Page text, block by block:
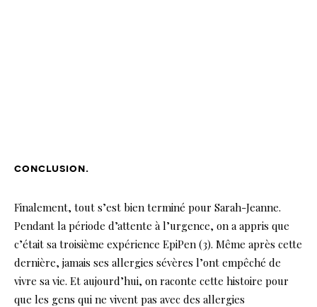
conclusion.
Finalement, tout s’est bien terminé pour Sarah-Jeanne.
Pendant la période d’attente à l’urgence, on a appris que
c’était sa troisième expérience EpiPen (3). Même après cette
dernière, jamais ses allergies sévères l’ont empêché de
vivre sa vie. Et aujourd’hui, on raconte cette histoire pour
que les gens qui ne vivent pas avec des allergies